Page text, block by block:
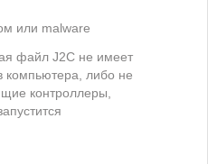
или malware
файл J2C не имеет
компьютера, либо не
контроллеры,